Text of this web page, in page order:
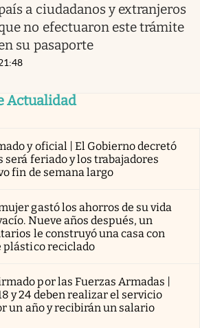
a ciudadanos y extranjeros
no efectuaron este trámite
su pasaporte
Actualidad
y oficial | El Gobierno decretó
será feriado y los trabajadores
fin de semana largo
gastó los ahorros de su vida
Nueve años después, un
le construyó una casa con
plástico reciclado
por las Fuerzas Armadas |
y 24 deben realizar el servicio
un año y recibirán un salario